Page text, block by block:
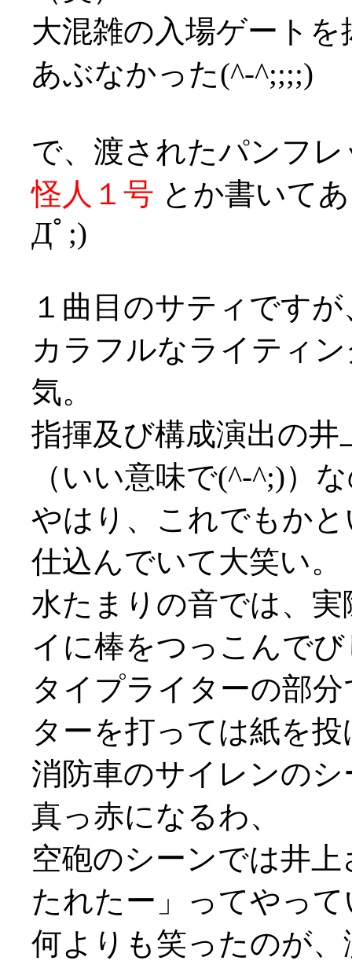
大混雑の入場ゲート
あぶなかった(^-^;;;;)
で、渡されたパンフ
怪人１号 とか書いて
Дﾟ;)
１曲目のサティです
カラフルなライティ
気。
指揮及び構成演出の
（いい意味で(^-^;)）
やはり、これでもか
仕込んでいて大笑い。
水たまりの音では、
イに棒をつっこんで
タイプライターの部
ターを打っては紙を
消防車のサイレンの
真っ赤になるわ、
空砲のシーンでは井
たれたー」ってやっ
何よりも笑ったのが